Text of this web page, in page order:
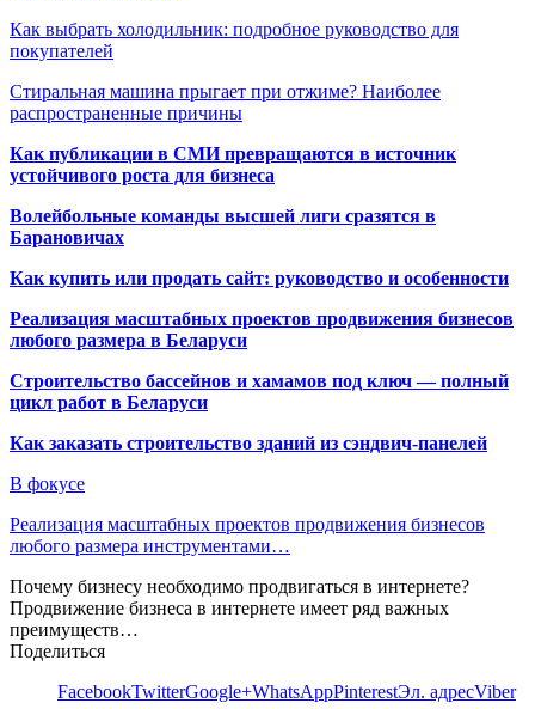
Как выбрать холодильник: подробное руководство для
покупателей
Стиральная машина прыгает при отжиме? Наиболее
распространенные причины
Как публикации в СМИ превращаются в источник
устойчивого роста для бизнеса
Волейбольные команды высшей лиги сразятся в
Барановичах
Как купить или продать сайт: руководство и особенности
Реализация масштабных проектов продвижения бизнесов
любого размера в Беларуси
Строительство бассейнов и хамамов под ключ — полный
цикл работ в Беларуси
Как заказать строительство зданий из сэндвич-панелей
В фокусе
Реализация масштабных проектов продвижения бизнесов
любого размера инструментами…
Почему бизнесу необходимо продвигаться в интернете?
Продвижение бизнеса в интернете имеет ряд важных
преимуществ…
Поделиться
FacebookTwitterGoogle+WhatsAppPinterestЭл. адресViber